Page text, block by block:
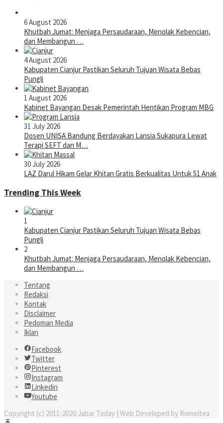
6 August 2026
Khutbah Jumat: Menjaga Persaudaraan, Menolak Kebencian,
dan Membangun …
4 August 2026
Kabupaten Cianjur Pastikan Seluruh Tujuan Wisata Bebas
Pungli
1 August 2026
Kabinet Bayangan Desak Pemerintah Hentikan Program MBG
31 July 2026
Dosen UNISA Bandung Berdayakan Lansia Sukapura Lewat
Terapi SEFT dan M…
30 July 2026
LAZ Darul Hikam Gelar Khitan Gratis Berkualitas Untuk 51 Anak
Trending This Week
1
Kabupaten Cianjur Pastikan Seluruh Tujuan Wisata Bebas
Pungli
2
Khutbah Jumat: Menjaga Persaudaraan, Menolak Kebencian,
dan Membangun …
Tentang
Redaksi
Kontak
Disclaimer
Pedoman Media
Iklan
Facebook
Twitter
Pinterest
Instagram
Linkedin
Youtube
Copyright (c) 2011-2020 Jabar Today | Web Developed by Romeltea